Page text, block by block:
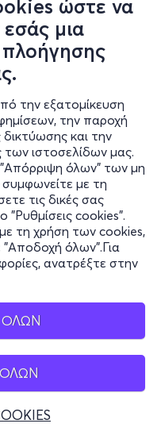
ώστε να
μια
πλοήγησης
την εξατομίκευση
την παροχή
δικτύωσης και την
ιστοσελίδων μας.
"Απόρριψη όλων" των μη
με τη
τις δικές σας
"Ρυθμίσεις cookies".
τη χρήση των cookies,
όλων".Για
ανατρέξτε στην
ΟΛΩΝ